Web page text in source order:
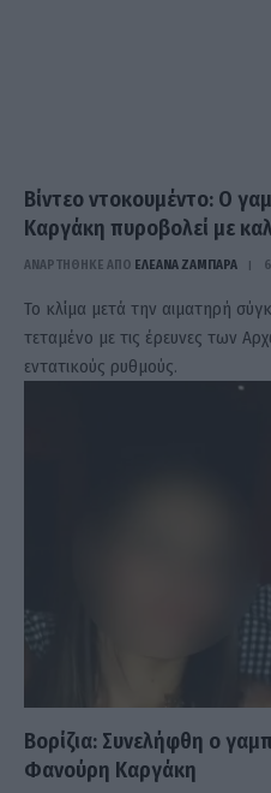
Βίντεο ντοκουμέντο: Ο
Καργάκη πυροβολεί με
ΑΝΑΡΤΗΘΗΚΕ ΑΠΟ ΕΛΕΑΝΑ ΖΑΜΠΑΡΑ
Το κλίμα μετά την αιματηρή
τεταμένο με τις έρευνες των
εντατικούς ρυθμούς.
Βορίζια: Συνελήφθη ο
Φανούρη Καργάκη